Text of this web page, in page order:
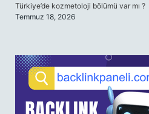
Türkiye’de kozmetoloji bölümü var mı ?
Temmuz 18, 2026